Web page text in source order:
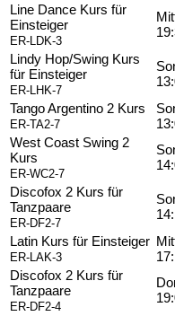
Line Dance Kurs für
Einsteiger
ER-LDK-3
Lindy Hop/Swing Kurs
für Einsteiger
ER-LHK-7
Tango Argentino 2 Kurs
ER-TA2-7
West Coast Swing 2
Kurs
ER-WC2-7
Discofox 2 Kurs für
Tanzpaare
ER-DF2-7
Latin Kurs für Einsteiger
ER-LAK-3
Discofox 2 Kurs für
Tanzpaare
ER-DF2-4